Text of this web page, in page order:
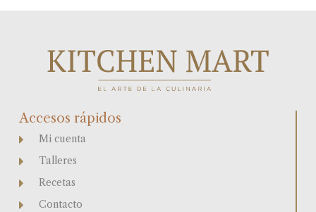
Accesos rápidos
Mi cuenta
Talleres
Recetas
Contacto